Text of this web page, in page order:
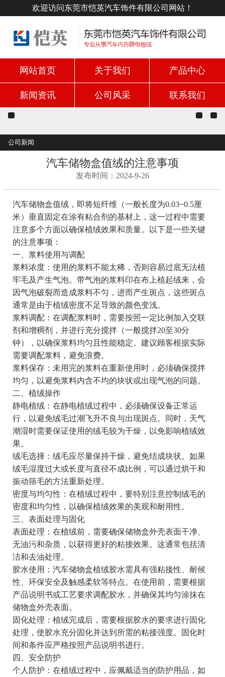
欢迎访问东莞市恺英汽车饰件有限公司网站！
网站首页 关于我们 产品中心
新闻资讯 公司风采 联系我们
公司新闻
汽车储物盒值绒的注意事项
发布时间：2024-9-26
汽车储物盒值绒，即将短纤维（一般长度为0.03~0.5厘
米）垂直固定在涂有粘合剂的基材上，这一过程中需要
注意多个方面以确保植绒效果和质量。以下是一些关键
的注意事项：
一、浆料使用与调配
浆料浓度：使用的浆料不能太稀，否则容易过底无法植
牢毛及产生气泡。带气泡的浆料印在布上植起绒来，会
因气泡破裂而造成浆料不匀，进而产生斑点，这些斑点
通常是由于植绒密度不足导致的颜色变浅。
浆料调配：在调配浆料时，需要按照一定比例加入交联
剂和增稠剂，并进行充分搅拌（一般搅拌20至30分
钟），以确保浆料均匀且性能稳定。建议顾客根据实际
需要调配浆料，避免浪费。
浆料保存：未用完的浆料在重新使用时，必须确保搅拌
均匀，以避免浆料内含不均的块状或出现气泡的问题。
二、植绒操作
静电植绒：在静电植绒过程中，必须确保设备正常运
行，以避免绒毛过潮飞升不良与出现斑点。同时，天气
潮湿时需要保证使用的绒毛较为干燥，以免影响植绒效
果。
绒毛选择：绒毛应尽量保持干燥，避免结成块状。如果
绒毛湿度过大或长度与直径不成比例，可以通过烘干和
振动筛毛的方法重新处理。
密度与均匀性：在植绒过程中，要特别注意控制绒毛的
密度和均匀性，以确保植绒效果的美观和耐用性。
三、表面处理与固化
表面处理：在植绒前，需要确保储物盒外壳表面干净、
无油污和杂质，以获得更好的粘接效果。这通常包括清
洁和去油处理。
胶水使用：汽车储物盒植绒胶水需具有强粘接性、耐候
性、环保安全及触感柔软等特点。在使用前，需要根据
产品说明书或工艺要求调配胶水，并确保其均匀涂抹在
储物盒外壳表面。
固化处理：植绒完成后，需要根据胶水的要求进行固化
处理，使胶水充分固化并达到所需的粘接强度。固化时
间和条件应严格按照产品说明书进行。
四、安全防护
个人防护：在植绒过程中，应佩戴适当的防护用品，如